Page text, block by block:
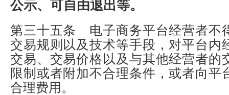
公示、可自由退出等。
第三十五条 电子商务平台经营者不
交易规则以及技术等手段，对平台内
交易、交易价格以及与其他经营者的
限制或者附加不合理条件，或者向平
合理费用。